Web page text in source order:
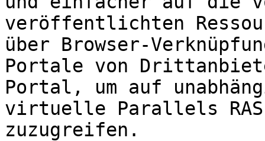
veröffentlichten
über Browser-
Portale von
Portal, um auf
virtuelle Parallels RAS-
zuzugreifen.